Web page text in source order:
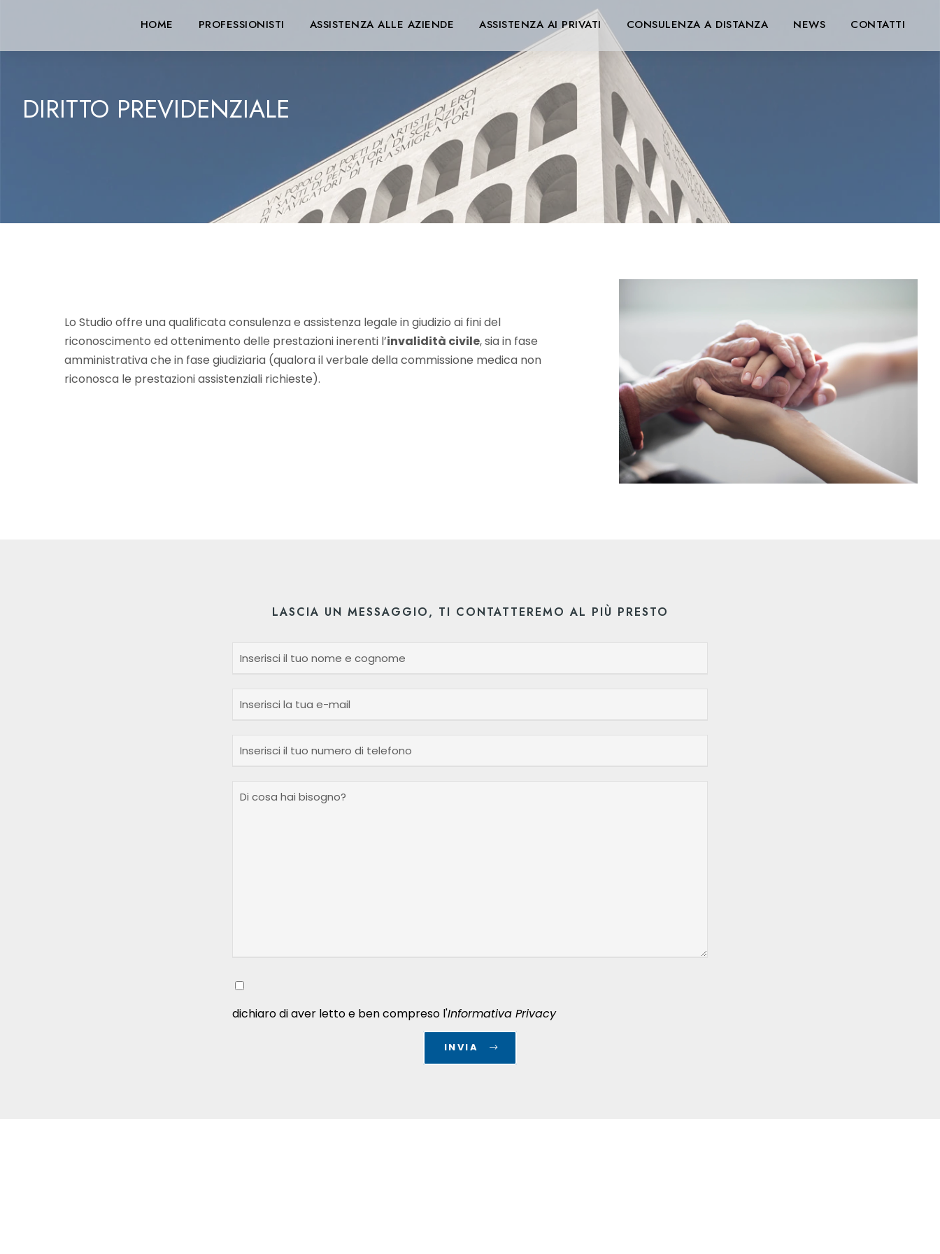
HOME PROFESSIONISTI ASSISTENZA ALLE AZIENDE ASSISTENZA AI PRIVATI CONSULENZA A DISTANZA NEWS CONTATTI
DIRITTO PREVIDENZIALE
Lo Studio offre una qualificata consulenza e assistenza legale in giudizio ai fini del
riconoscimento ed ottenimento delle prestazioni inerenti l’invalidità civile, sia in fase
amministrativa che in fase giudiziaria (qualora il verbale della commissione medica non
riconosca le prestazioni assistenziali richieste).
LASCIA UN MESSAGGIO, TI CONTATTEREMO AL PIÙ PRESTO
dichiaro di aver letto e ben compreso l'Informativa Privacy
INVIA